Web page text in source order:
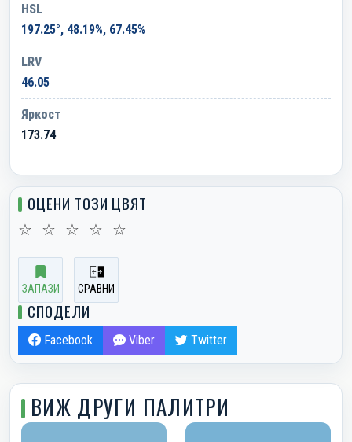
HSL
197.25°, 48.19%, 67.45%
LRV
46.05
Яркост
173.74
ОЦЕНИ ТОЗИ ЦВЯТ
☆ ☆ ☆ ☆ ☆
ЗАПАЗИ СРАВНИ
СПОДЕЛИ
Facebook Viber Twitter
ВИЖ ДРУГИ ПАЛИТРИ